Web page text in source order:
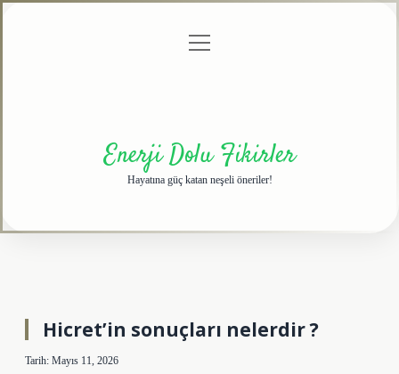
menüyü
Enerji Dolu Fikirler
Hayatına güç katan neşeli öneriler!
Hicret’in sonuçları nelerdir ?
Tarih: Mayıs 11, 2026